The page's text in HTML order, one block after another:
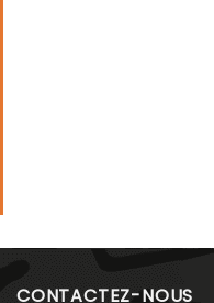
CONTACTEZ-NOUS